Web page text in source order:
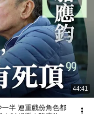
44:41
角色都